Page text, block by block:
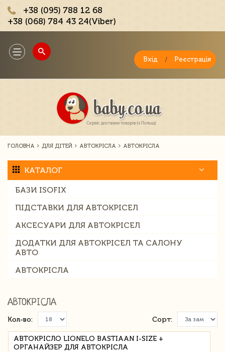
+38 (095) 788 12 68
+38 (068) 784 43 24(Viber)
Toggle
navigation
Вхід / Реєстрація
ГОЛОВНА ДЛЯ ДІТЕЙ АВТОКРІСЛА АВТОКРІСЛА
КАТАЛОГ
БАЗИ ISOFIX
ПІДСТАВКИ ДЛЯ АВТОКРІСЕЛ
АКСЕСУАРИ ДЛЯ АВТОКРІСЕЛ
ДОДАТКИ ДЛЯ АВТОКРІСЕЛ ТА САЛОНУ
АВТО
АВТОКРІСЛА
АВТОКРІСЛА
Кол-во: Сорт:
АВТОКРІСЛО LIONELO BASTIAAN I-SIZE +
ОРГАНАЙЗЕР ДЛЯ АВТОКРІСЛА